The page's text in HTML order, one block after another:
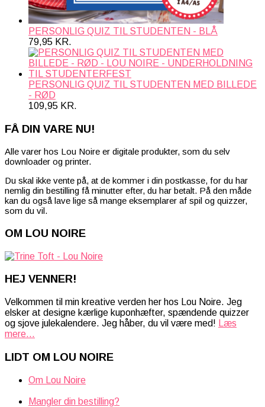
PERSONLIG QUIZ TIL STUDENTEN - BLÅ
79,95 KR.
PERSONLIG QUIZ TIL STUDENTEN MED BILLEDE
- RØD
109,95 KR.
FÅ DIN VARE NU!
Alle varer hos Lou Noire er digitale produkter, som du selv
downloader og printer.
Du skal ikke vente på, at de kommer i din postkasse, for du har
nemlig din bestilling få minutter efter, du har betalt. På den måde
kan du også lave lige så mange eksemplarer af spil og quizzer,
som du vil.
OM LOU NOIRE
HEJ VENNER!
Velkommen til min kreative verden her hos Lou Noire. Jeg
elsker at designe kærlige kuponhæfter, spændende quizzer
og sjove julekalendere. Jeg håber, du vil være med!
Læs
mere...
LIDT OM LOU NOIRE
Om Lou Noire
Mangler din bestilling?